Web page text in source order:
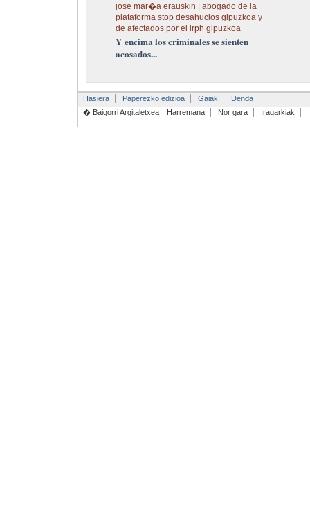
jose mar�a erauskin | abogado de la
plataforma stop desahucios gipuzkoa y
de afectados por el irph gipuzkoa
Y encima los criminales se sienten
acosados...
Hasiera Paperezko edizioa Gaiak
Denda
� Baigorri Argitaletxea
Harremana Nor gara Iragarkiak